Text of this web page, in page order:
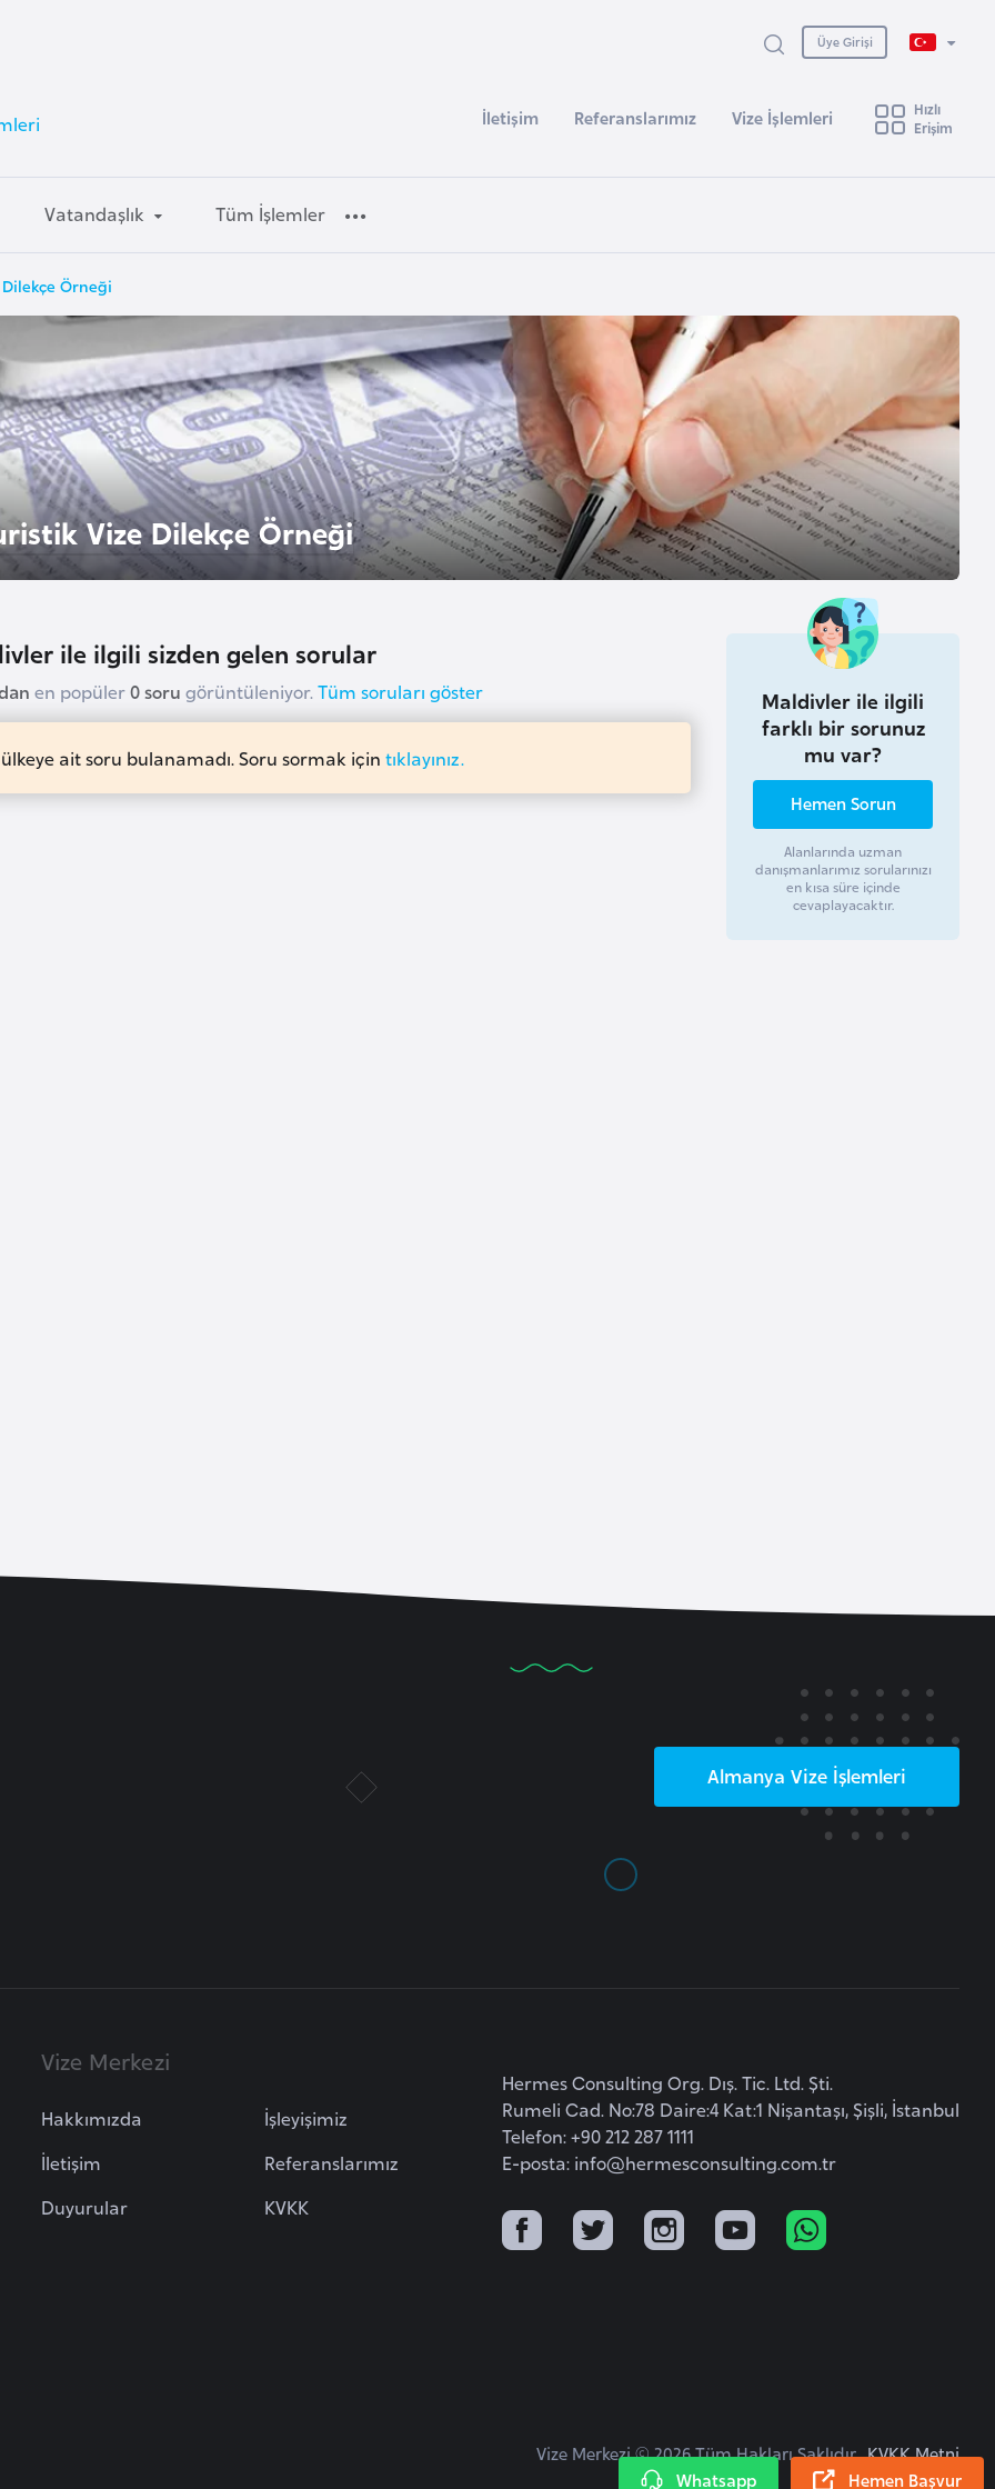
Üye Girişi
İletişim Referanslarımız Vize İşlemleri
Hızlı
Erişim
Vatandaşlık Tüm İşlemler
Örneği
Vize Dilekçe Örneği
ile ilgili sizden gelen sorular
en popüler0 soru görüntüleniyor. Tüm soruları göster
ait soru bulanamadı. Soru sormak için tıklayınız.
Maldivler ile ilgili
farklı bir sorunuz
mu var?
Hemen Sorun
Alanlarında uzman
danışmanlarımız sorularınızı
en kısa süre içinde
cevaplayacaktır.
Almanya Vize İşlemleri
Vize Merkezi
Hakkımızda
İletişim
Duyurular
İşleyişimiz
Referanslarımız
KVKK
Hermes Consulting Org. Dış. Tic. Ltd. Şti.
Rumeli Cad. No:78 Daire:4 Kat:1 Nişantaşı, Şişli, İstanbul
Telefon: +90 212 287 1111
E-posta: info@hermesconsulting.com.tr
Vize Merkezi © 2026 Tüm Hakları Saklıdır. KVKK Metni
Hemen Başvur
Whatsapp